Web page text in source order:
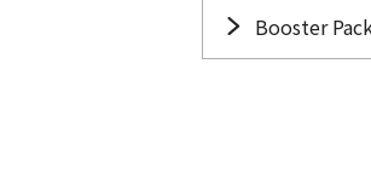
Booster